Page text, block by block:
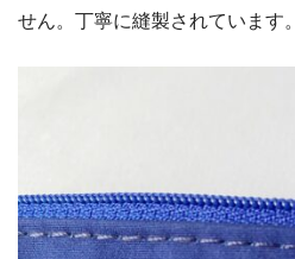
せん。丁寧に縫製されています。